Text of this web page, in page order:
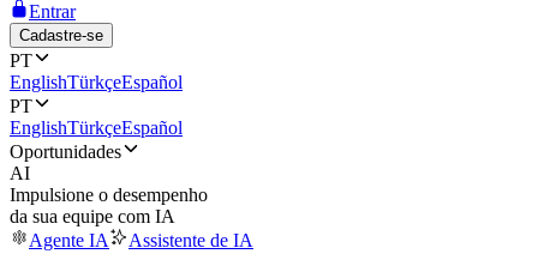
Entrar
Cadastre-se
PT
EnglishTürkçeEspañol
PT
EnglishTürkçeEspañol
Oportunidades
AI
Impulsione o desempenho
da sua equipe com IA
Agente IA
Assistente de IA